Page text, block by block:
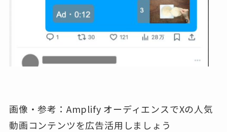
画像・参考：Amplify オーディエンスでXの人気
動画コンテンツを広告活用しましょう